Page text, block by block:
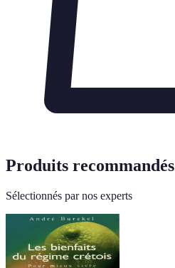
Produits recommandés
Sélectionnés par nos experts